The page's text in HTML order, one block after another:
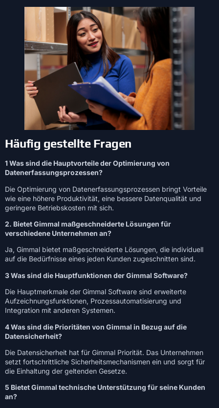
Häufig gestellte Fragen
1 Was sind die Hauptvorteile der Optimierung von
Datenerfassungsprozessen?
Die Optimierung von Datenerfassungsprozessen bringt Vorteile
wie eine höhere Produktivität, eine bessere Datenqualität und
geringere Betriebskosten mit sich.
2. Bietet Gimmal maßgeschneiderte Lösungen für
verschiedene Unternehmen an?
Ja, Gimmal bietet maßgeschneiderte Lösungen, die individuell
auf die Bedürfnisse eines jeden Kunden zugeschnitten sind.
3 Was sind die Hauptfunktionen der Gimmal Software?
Die Hauptmerkmale der Gimmal Software sind erweiterte
Aufzeichnungsfunktionen, Prozessautomatisierung und
Integration mit anderen Systemen.
4 Was sind die Prioritäten von Gimmal in Bezug auf die
Datensicherheit?
Die Datensicherheit hat für Gimmal Priorität. Das Unternehmen
setzt fortschrittliche Sicherheitsmechanismen ein und sorgt für
die Einhaltung der geltenden Gesetze.
5 Bietet Gimmal technische Unterstützung für seine Kunden
an?